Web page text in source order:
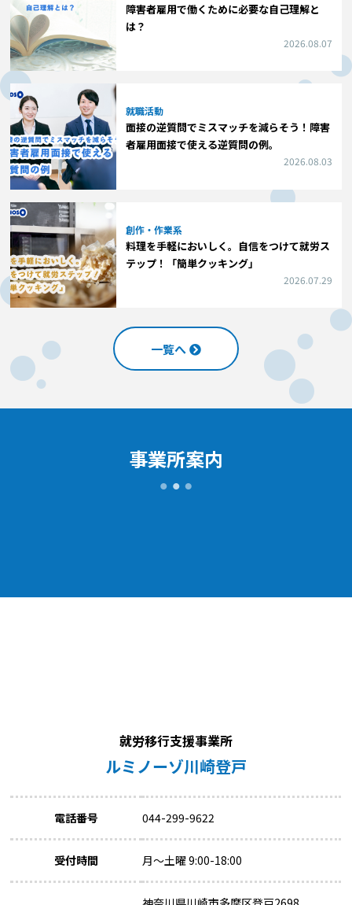
障害者雇用で働くために必要な自己理解と
は？
2026.08.07
就職活動
面接の逆質問でミスマッチを減らそう！障害
者雇用面接で使える逆質問の例。
2026.08.03
創作・作業系
料理を手軽においしく。自信をつけて就労ス
テップ！「簡単クッキング」
2026.07.29
一覧へ
事業所案内
就労移行支援事業所
ルミノーゾ川崎登戸
電話番号 044-299-9622
受付時間 月～土曜 9:00-18:00